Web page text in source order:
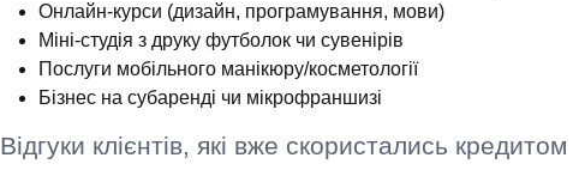
Онлайн-курси (дизайн, програмування, мови)
Міні-студія з друку футболок чи сувенірів
Послуги мобільного манікюру/косметології
Бізнес на субаренді чи мікрофраншизі
Відгуки клієнтів, які вже скористались кредитом